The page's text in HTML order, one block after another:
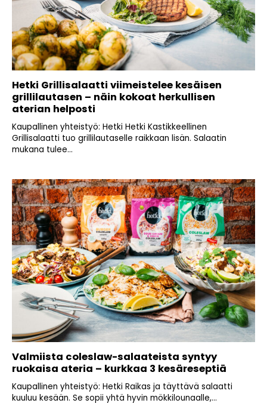
Hetki Grillisalaatti viimeistelee kesäisen
grillilautasen – näin kokoat herkullisen
aterian helposti
Kaupallinen yhteistyö: Hetki Hetki Kastikkeellinen
Grillisalaatti tuo grillilautaselle raikkaan lisän. Salaatin
mukana tulee...
Valmiista coleslaw-salaateista syntyy
ruokaisa ateria – kurkkaa 3 kesäreseptiä
Kaupallinen yhteistyö: Hetki Raikas ja täyttävä salaatti
kuuluu kesään. Se sopii yhtä hyvin mökkilounaalle,...